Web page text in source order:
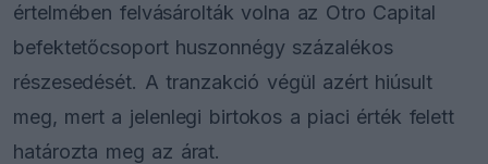
értelmében felvásárolták volna az Otro Capital
befektetőcsoport huszonnégy százalékos
részesedését. A tranzakció végül azért hiúsult
meg, mert a jelenlegi birtokos a piaci érték felett
határozta meg az árat.